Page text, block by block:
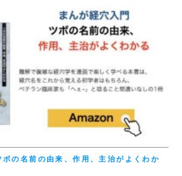
ボの名前の由来、作用、主治がよくわか